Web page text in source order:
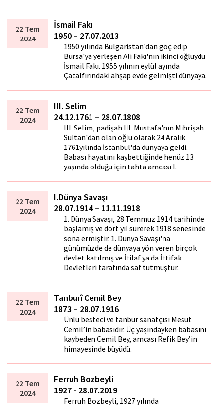
22 Tem
2024
İsmail Fakı
1950 – 27.07.2013
1950 yılında Bulgaristan'dan göç edip
Bursa'ya yerleşen Ali Fakı'nın ikinci oğluydu
İsmail Fakı. 1955 yılının eylül ayında
Çatalfırındaki ahşap evde gelmişti dünyaya.
22 Tem
2024
III. Selim
24.12.1761 – 28.07.1808
III. Selim, padişah III. Mustafa'nın Mihrişah
Sultan'dan olan oğlu olarak 24 Aralık
1761yılında İstanbul'da dünyaya geldi.
Babası hayatını kaybettiğinde henüz 13
yaşında olduğu için tahta amcası I.
22 Tem
2024
I.Dünya Savaşı
28.07.1914 – 11.11.1918
1. Dünya Savaşı, 28 Temmuz 1914 tarihinde
başlamış ve dört yıl sürerek 1918 senesinde
sona ermiştir. 1. Dünya Savaşı'na
günümüzde de dünyaya yön veren birçok
devlet katılmış ve İtilaf ya da İttifak
Devletleri tarafında saf tutmuştur.
22 Tem
2024
Tanburî Cemil Bey
1873 – 28.07.1916
Ünlü besteci ve tanbur sanatçısı Mesut
Cemil’in babasıdır. Üç yaşındayken babasını
kaybeden Cemil Bey, amcası Refik Bey’in
himayesinde büyüdü.
22 Tem
2024
Ferruh Bozbeyli
1927 - 28.07.2019
Ferruh Bozbeyli, 1927 yılında